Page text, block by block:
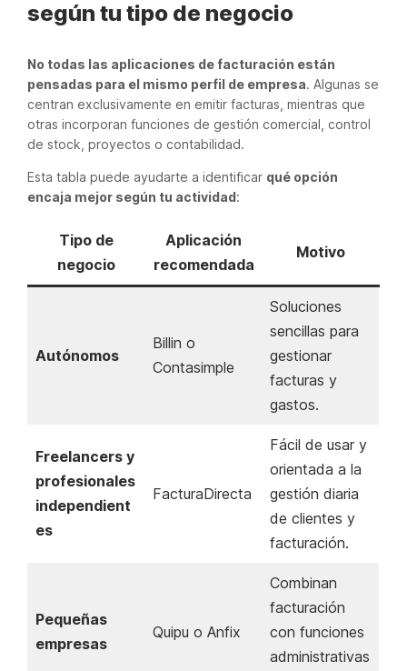
según tu tipo de negocio
No todas las aplicaciones de facturación están
pensadas para el mismo perfil de empresa. Algunas se
centran exclusivamente en emitir facturas, mientras que
otras incorporan funciones de gestión comercial, control
de stock, proyectos o contabilidad.
Esta tabla puede ayudarte a identificar qué opción
encaja mejor según tu actividad:
Tipo de
negocio
Aplicación
recomendada
Motivo
Autónomos
Billin o
Contasimple
Soluciones
sencillas para
gestionar
facturas y
gastos.
Freelancers y
profesionales
independient
es
FacturaDirecta
Fácil de usar y
orientada a la
gestión diaria
de clientes y
facturación.
Pequeñas
empresas
Quipu o Anfix
Combinan
facturación
con funciones
administrativas